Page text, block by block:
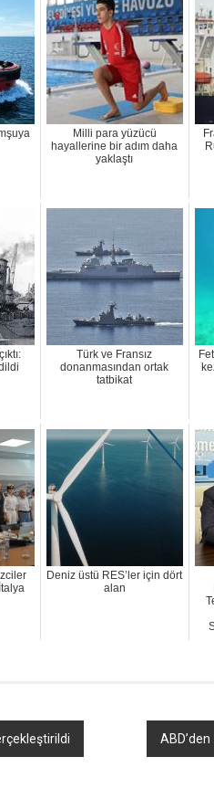
Milli para yüzücü
hayallerine bir adım daha
yaklaştı
Türk ve Fransız
donanmasından ortak
tatbikat
Deniz üstü RES’ler için dört
alan